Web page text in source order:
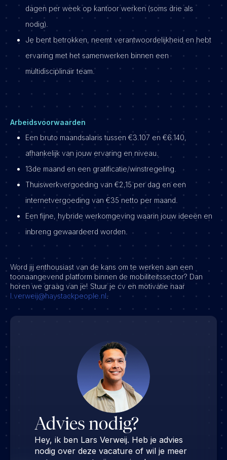
dagen per week op kantoor werken (soms drie als
nodig).
Je bent betrokken, neemt verantwoordelijkheid en hebt
ervaring met het samenwerken binnen een
multidisciplinair team.
Arbeidsvoorwaarden
Een bruto maandsalaris tussen €3.107 en €6.140,
afhankelijk van jouw ervaring en niveau.
13de maand en een gratificatie/winstregeling.
Thuiswerkvergoeding van €2,15 per dag en een
internetvergoeding van €35 netto per maand.
Een fijne, hybride werkomgeving waarin jouw ideeën en
inbreng gewaardeerd worden.
Word jij enthousiast van de kans om te werken aan een
toonaangevend platform binnen de mobiliteitssector? Dan
horen we graag van je! Stuur je cv en motivatie naar
l.verweij@haystackpeople.nl.
Advies nodig?
Hey, ik ben Lars Verweij. Heb je advies
nodig over deze vacature of wil je meer